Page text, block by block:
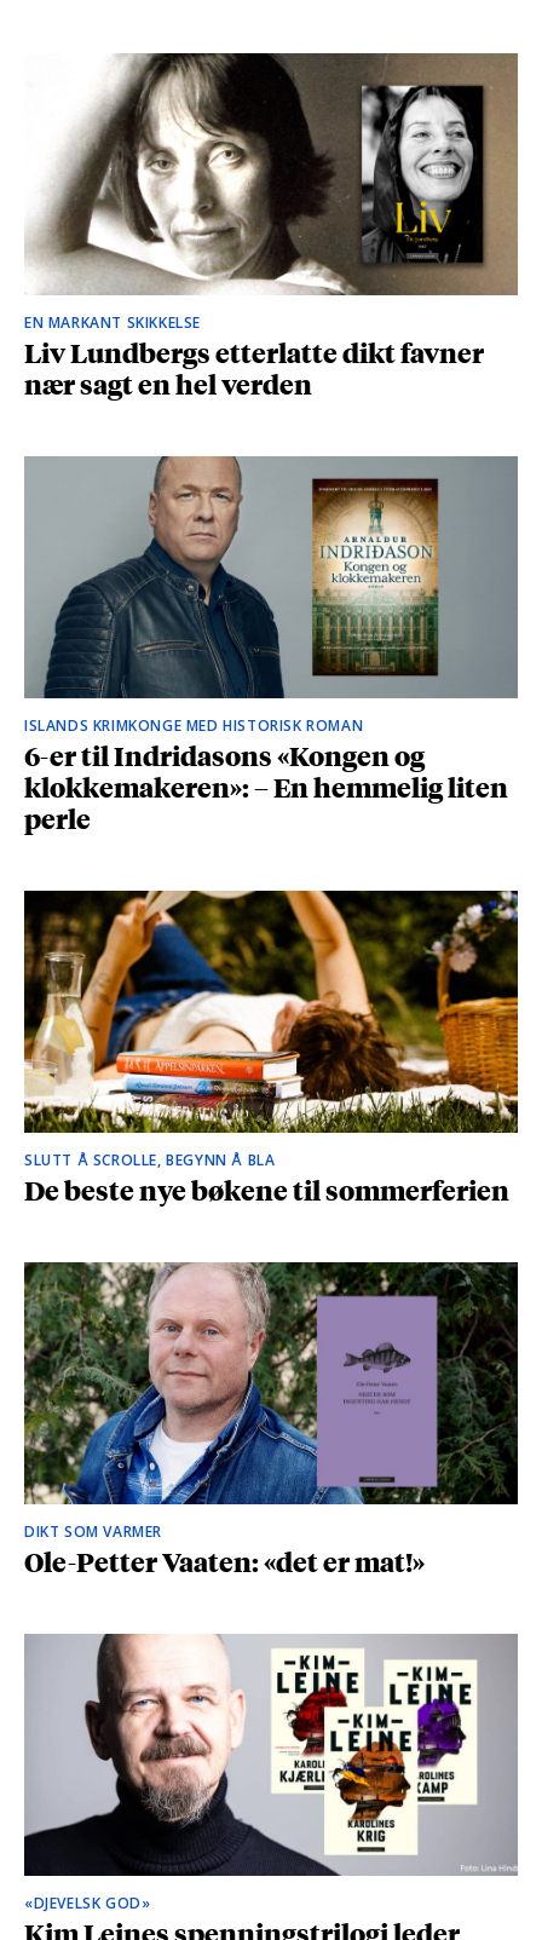
EN MARKANT SKIKKELSE
Liv Lundbergs etterlatte dikt favner
nær sagt en hel verden
ISLANDS KRIMKONGE MED HISTORISK ROMAN
6-er til Indridasons «Kongen og
klokkemakeren»: – En hemmelig liten
perle
SLUTT Å SCROLLE, BEGYNN Å BLA
De beste nye bøkene til sommerferien
DIKT SOM VARMER
Ole-Petter Vaaten: «det er mat!»
«DJEVELSK GOD»
Kim Leines spenningstrilogi leder